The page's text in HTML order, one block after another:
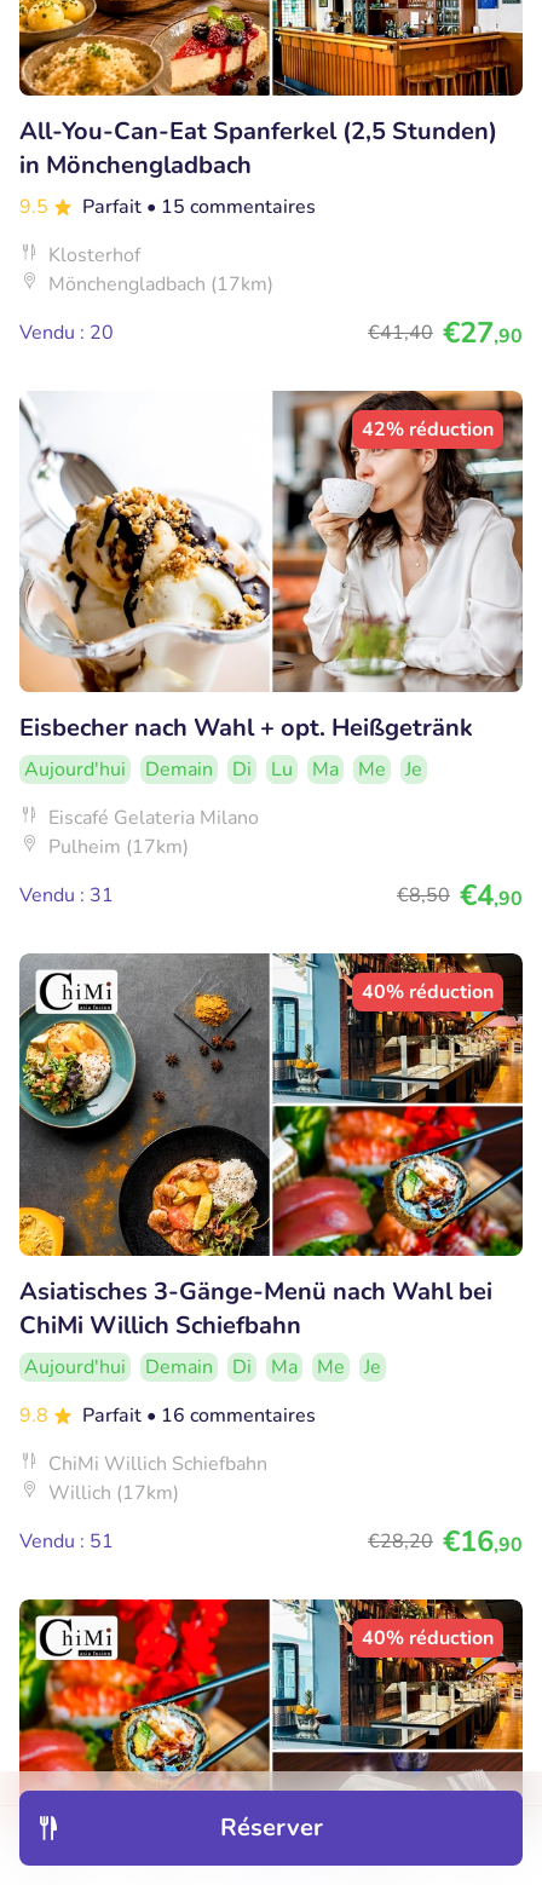
Réserver
All-You-Can-Eat Spanferkel (2,5 Stunden)
in Mönchengladbach
9.5 Parfait • 15 commentaires
Klosterhof
Mönchengladbach (17km)
Vendu : 20
€41,40 €27,90
42% réduction
Eisbecher nach Wahl + opt. Heißgetränk
Aujourd'hui Demain Di Lu Ma Me
Je
Eiscafé Gelateria Milano
Pulheim (17km)
Vendu : 31
€8,50 €4,90
40% réduction
Asiatisches 3-Gänge-Menü nach Wahl bei
ChiMi Willich Schiefbahn
Aujourd'hui Demain Di Ma Me
Je
9.8
Parfait • 16 commentaires
ChiMi Willich Schiefbahn
Willich (17km)
Vendu : 51
€28,20 €16,90
40% réduction